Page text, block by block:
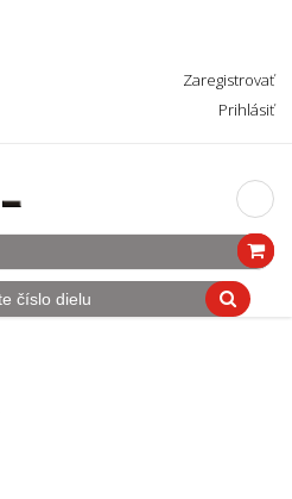
Zaregistrovať
Prihlásiť